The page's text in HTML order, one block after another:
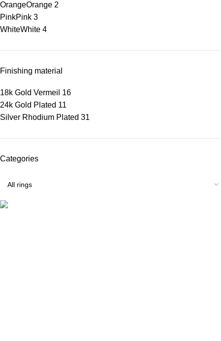
OrangeOrange 2
PinkPink 3
WhiteWhite 4
Finishing material
18k Gold Vermeil 16
24k Gold Plated 11
Silver Rhodium Plated 31
Categories